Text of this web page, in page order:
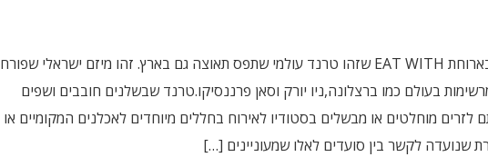
בשישי האחרון השתתפתי בארוחת EAT WITH שזהו טרנד עולמי שתפס תאוצה גם בארץ. זהו מיזם ישראלי שפורח
בעולם כמו ברצלונה,ניו יורק וסאן פרננסיקו.טרנד שבשלנים חובבים ושפים
לזרים מוחלטים או מבשלים בסטודיו לאירוח בחללים מיוחדים לאכלנים המקומיים או
שנועדה לקשר בין סועדים לאלו שמעוניינים […]